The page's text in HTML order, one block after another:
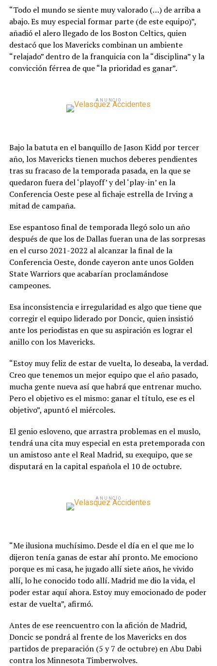
“Todo el mundo se siente muy valorado (…) de arriba a
abajo. Es muy especial formar parte (de este equipo)”,
añadió el alero llegado de los Boston Celtics, quien
destacó que los Mavericks combinan un ambiente
“relajado” dentro de la franquicia con la “disciplina” y la
convicción férrea de que “la prioridad es ganar”.
ANUNCIO
Bajo la batuta en el banquillo de Jason Kidd por tercer
año, los Mavericks tienen muchos deberes pendientes
tras su fracaso de la temporada pasada, en la que se
quedaron fuera del ‘playoff’ y del ‘play-in’ en la
Conferencia Oeste pese al fichaje estrella de Irving a
mitad de campaña.
Ese espantoso final de temporada llegó solo un año
después de que los de Dallas fueran una de las sorpresas
en el curso 2021-2022 al alcanzar la final de la
Conferencia Oeste, donde cayeron ante unos Golden
State Warriors que acabarían proclamándose
campeones.
Esa inconsistencia e irregularidad es algo que tiene que
corregir el equipo liderado por Doncic, quien insistió
ante los periodistas en que su aspiración es lograr el
anillo con los Mavericks.
“Estoy muy feliz de estar de vuelta, lo deseaba, la verdad.
Creo que tenemos un mejor equipo que el año pasado,
mucha gente nueva así que habrá que entrenar mucho.
Pero el objetivo es el mismo: ganar el título, ese es el
objetivo”, apuntó el miércoles.
El genio esloveno, que arrastra problemas en el muslo,
tendrá una cita muy especial en esta pretemporada con
un amistoso ante el Real Madrid, su exequipo, que se
disputará en la capital española el 10 de octubre.
ANUNCIO
“Me ilusiona muchísimo. Desde el día en el que me lo
dijeron tenía ganas de estar ahí pronto. Me emociono
porque es mi casa, he jugado allí siete años, he vivido
allí, lo he conocido todo allí. Madrid me dio la vida, el
poder estar aquí ahora. Estoy muy emocionado de poder
estar de vuelta”, afirmó.
Antes de ese reencuentro con la afición de Madrid,
Doncic se pondrá al frente de los Mavericks en dos
partidos de preparación (5 y 7 de octubre) en Abu Dabi
contra los Minnesota Timberwolves.